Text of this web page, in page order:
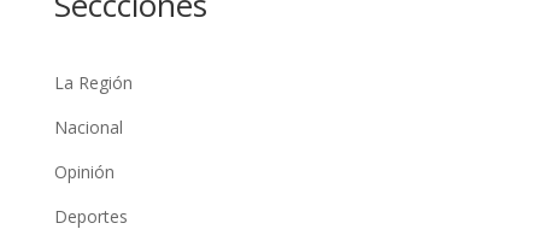
La Región
Nacional
Opinión
Deportes